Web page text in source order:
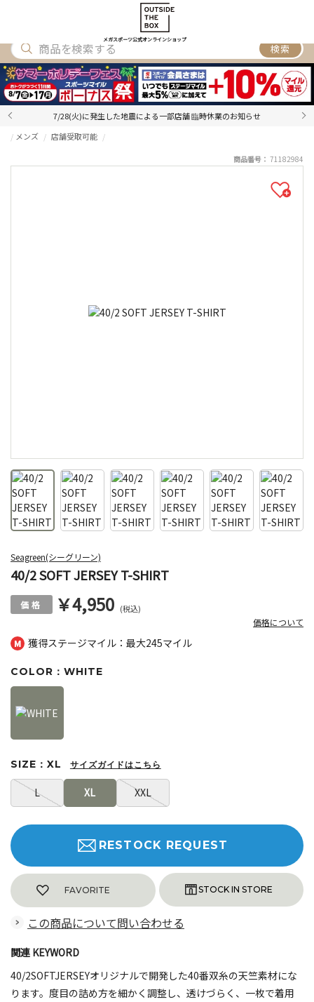
メガスポーツ公式オンラインショップ
ACCESSORY
検索
7/28(火)に発生した地震による一部店舗 臨時休業のお知らせ
獲得ステージマイル：最大245マイル
Seagreen(シーグリーン)
40/2 SOFT JERSEY T-SHIRT
メンズ 店舗受取可能
￥4,950 (税込)
価格について
商品番号： 71182984
COLOR：WHITE
L XL XXL
SIZE：XL サイズガイドはこちら
FAVORITE
RESTOCK REQUEST
この商品について問い合わせる
関連 KEYWORD
40/2SOFTJERSEYオリジナルで開発した40番双糸の天竺素材にな
ります。度目の詰め方を細かく調整し、透けづらく、一枚で着用